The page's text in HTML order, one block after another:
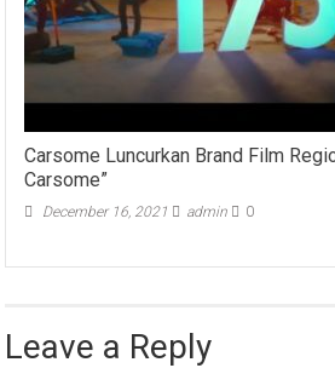
Carsome Luncurkan Brand Film
Carsome”
December 16, 2021 admin 0
Leave a Reply